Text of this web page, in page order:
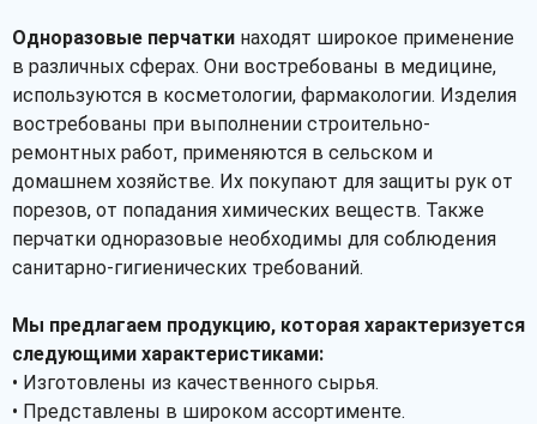
Одноразовые перчатки находят широкое применение
в различных сферах. Они востребованы в медицине,
используются в косметологии, фармакологии. Изделия
востребованы при выполнении строительно-
ремонтных работ, применяются в сельском и
домашнем хозяйстве. Их покупают для защиты рук от
порезов, от попадания химических веществ. Также
перчатки одноразовые необходимы для соблюдения
санитарно-гигиенических требований.
Мы предлагаем продукцию, которая характеризуется
следующими характеристиками:
• Изготовлены из качественного сырья.
• Представлены в широком ассортименте.